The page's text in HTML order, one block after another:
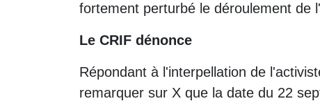
fortement perturbé le déroulement de
Le CRIF dénonce
Répondant à l'interpellation de
remarquer sur X que la date du 22